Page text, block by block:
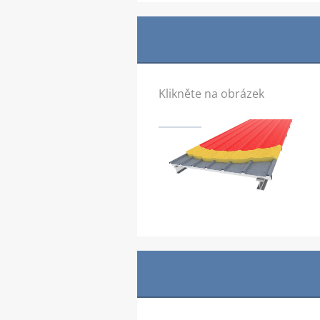
Klikněte na obrázek